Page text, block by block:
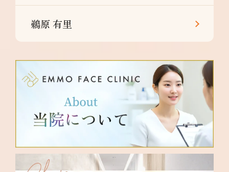
鵜原 有里